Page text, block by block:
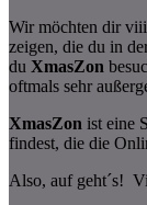
Wir möchten dir
zeigen, die du in
du XmasZon
oftmals sehr
XmasZon ist eine
findest, die die
Also, auf geht´s!